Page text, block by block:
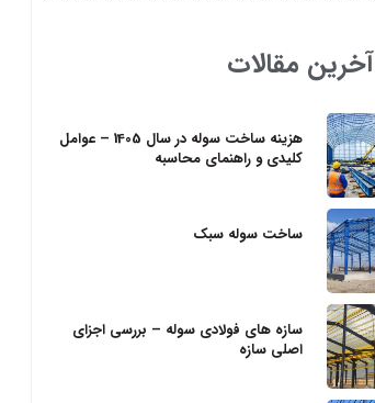
آخرین مقالات
هزینه ساخت سوله در سال 1405 – عوامل
کلیدی و راهنمای محاسبه
ساخت سوله سبک
سازه‌ های فولادی سوله – بررسی اجزای
اصلی سازه